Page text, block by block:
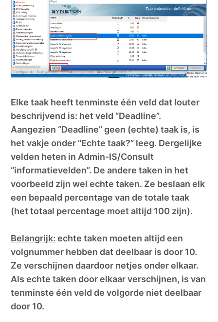
Elke taak heeft tenminste één veld dat louter
beschrijvend is: het veld “Deadline”.
Aangezien “Deadline” geen (echte) taak is, is
het vakje onder “Echte taak?” leeg. Dergelijke
velden heten in Admin-IS/Consult
“informatievelden”. De andere taken in het
voorbeeld zijn wel echte taken. Ze beslaan elk
een bepaald percentage van de totale taak
(het totaal percentage moet altijd 100 zijn).
Belangrijk: echte taken moeten altijd een
volgnummer hebben dat deelbaar is door 10.
Ze verschijnen daardoor netjes onder elkaar.
Als echte taken door elkaar verschijnen, is van
tenminste één veld de volgorde niet deelbaar
door 10.